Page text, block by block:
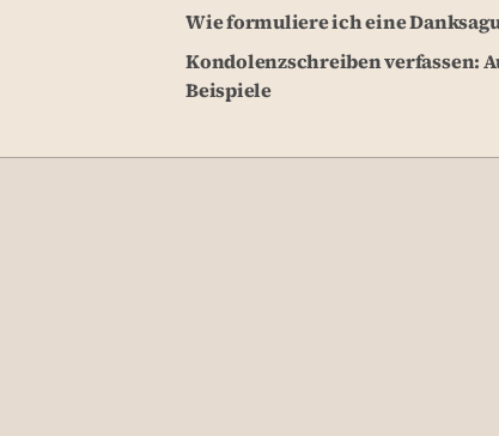
Wie formuliere ich eine
Kondolenzschreiben verfassen:
Beispiele